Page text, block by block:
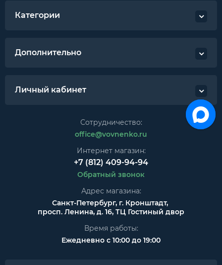
Категории
Дополнительно
Личный кабинет
Сотрудничество:
office@vovnenko.ru
Интернет магазин:
+7 (812) 409-94-94
Обратный звонок
Адрес магазина:
Санкт-Петербург, г. Кронштадт,
просп. Ленина, д. 16, ТЦ Гостиный двор
Время работы:
Ежедневно с 10:00 до 19:00